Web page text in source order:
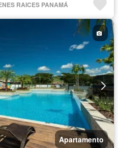
RAICES PANAMÁ
Apartamento